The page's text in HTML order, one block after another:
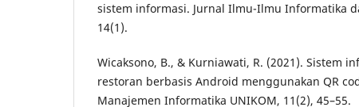
sistem informasi. Jurnal Ilmu-Ilmu Informatika
14(1).
Wicaksono, B., & Kurniawati, R. (2021). Sistem
restoran berbasis Android menggunakan QR
Manajemen Informatika UNIKOM, 11(2), 45–55.